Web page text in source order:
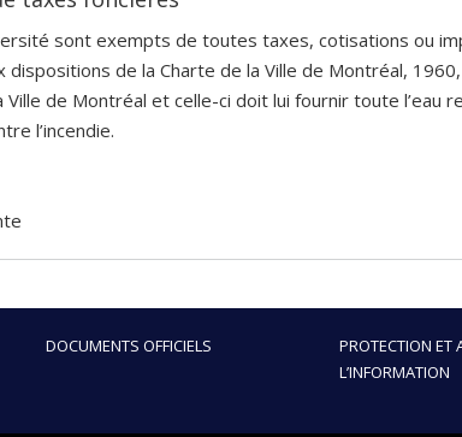
sont exempts de toutes taxes, cotisations ou
dispositions de la Charte de la Ville de Montréal,
Ville de Montréal et celle-ci doit lui fournir toute l’eau
l’incendie.
DOCUMENTS OFFICIELS
PROTECTION ET
L’INFORMATION